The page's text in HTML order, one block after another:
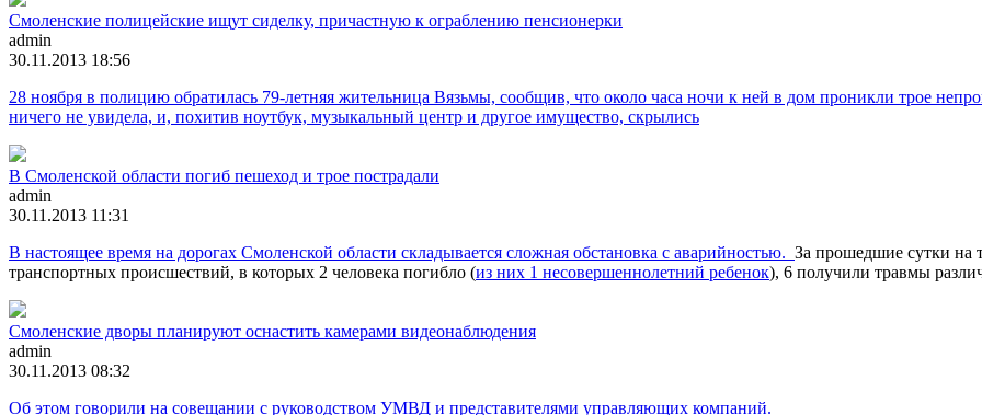
Смоленские полицейские ищут сиделку, причастную к ограблению пенсионерки
admin
30.11.2013 18:56
28 ноября в полицию обратилась 79-летняя жительница Вязьмы, сообщив, что около часа ночи к ней в дом проникли трое
ничего не увидела, и, похитив ноутбук, музыкальный центр и другое имущество, скрылись
В Смоленской области погиб пешеход и трое пострадали
admin
30.11.2013 11:31
В настоящее время на дорогах Смоленской области складывается сложная обстановка с аварийностью. За прошедшие сутки на
транспортных происшествий, в которых 2 человека погибло (из них 1 несовершеннолетний ребенок), 6 получили травмы
Смоленские дворы планируют оснастить камерами видеонаблюдения
admin
30.11.2013 08:32
Об этом говорили на совещании с руководством УМВД и представителями управляющих компаний.